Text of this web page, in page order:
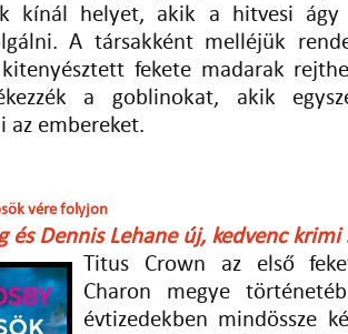
kínál helyet, akik a hitvesi
A társakként melléjük
fekete madarak
a goblinokat, akik
az embereket.
vére folyjon
és Dennis Lehane új, kedvenc krimi
Titus Crown az első
Charon megye
évtizedekben mindössze